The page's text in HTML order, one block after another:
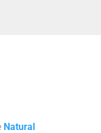
Natural